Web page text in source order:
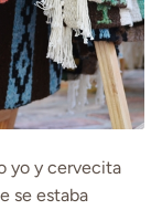
yo y cervecita
se estaba